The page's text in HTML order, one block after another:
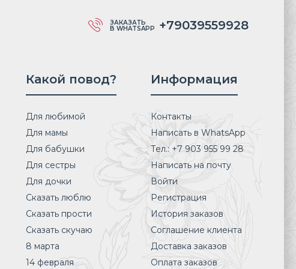
ЗАКАЗАТЬ
В WHATSAPP +79039559928
Какой повод?
Для любимой
Для мамы
Для бабушки
Для сестры
Для дочки
Сказать люблю
Сказать прости
Сказать скучаю
8 марта
14 февраля
Информация
Контакты
Написать в WhatsApp
Тел.: +7 903 955 99 28
Написать на почту
Войти
Регистрация
История заказов
Соглашение клиента
Доставка заказов
Оплата заказов